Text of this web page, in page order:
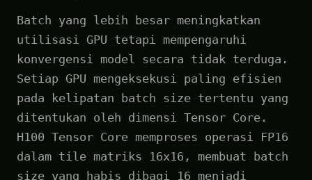
Batch yang lebih besar meningkatkan
utilisasi GPU tetapi mempengaruhi
konvergensi model secara tidak terduga.
Setiap GPU mengeksekusi paling efisien
pada kelipatan batch size tertentu yang
ditentukan oleh dimensi Tensor Core.
H100 Tensor Core memproses operasi FP16
dalam tile matriks 16x16, membuat batch
size yang habis dibagi 16 menjadi